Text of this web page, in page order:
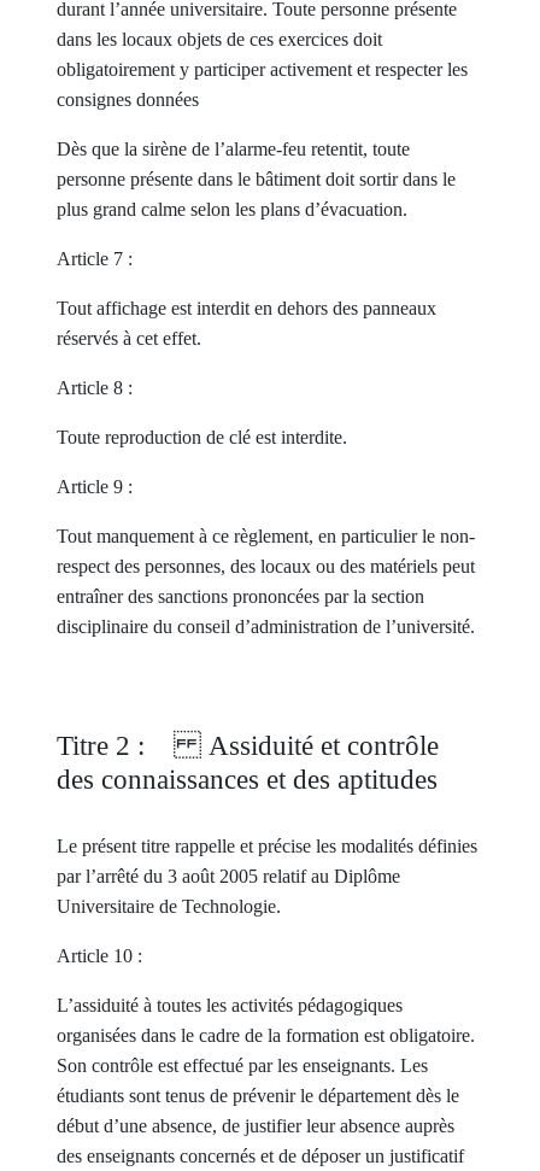
durant l’année universitaire. Toute personne présente
dans les locaux objets de ces exercices doit
obligatoirement y participer activement et respecter les
consignes données
Dès que la sirène de l’alarme-feu retentit, toute
personne présente dans le bâtiment doit sortir dans le
plus grand calme selon les plans d’évacuation.
Article 7 :
Tout affichage est interdit en dehors des panneaux
réservés à cet effet.
Article 8 :
Toute reproduction de clé est interdite.
Article 9 :
Tout manquement à ce règlement, en particulier le non-
respect des personnes, des locaux ou des matériels peut
entraîner des sanctions prononcées par la section
disciplinaire du conseil d’administration de l’université.
Titre 2 : Assiduité et contrôle
des connaissances et des aptitudes
Le présent titre rappelle et précise les modalités définies
par l’arrêté du 3 août 2005 relatif au Diplôme
Universitaire de Technologie.
Article 10 :
L’assiduité à toutes les activités pédagogiques
organisées dans le cadre de la formation est obligatoire.
Son contrôle est effectué par les enseignants. Les
étudiants sont tenus de prévenir le département dès le
début d’une absence, de justifier leur absence auprès
des enseignants concernés et de déposer un justificatif